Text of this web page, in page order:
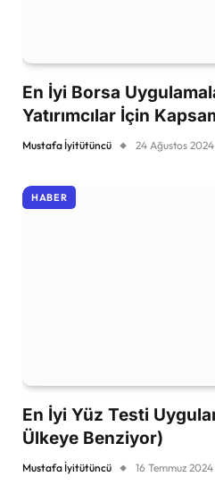
En İyi Borsa
Yatırımcılar İçin
Mustafa İyitütüncü 24 Ağustos
HABER
En İyi Yüz Testi
Ülkeye Benziyor)
Mustafa İyitütüncü 16 Temmuz